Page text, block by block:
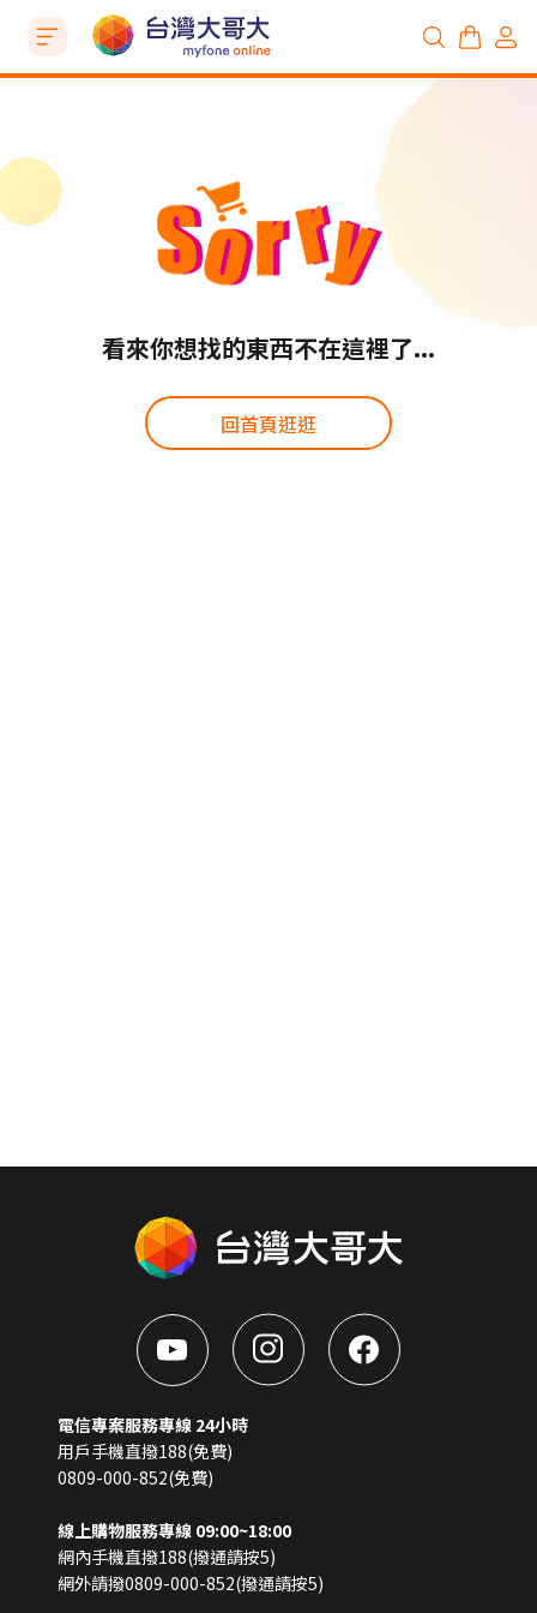
看來你想找的東西不在這裡了...
回首頁逛逛
電信專案服務專線 24小時
用戶手機直撥188(免費)
0809-000-852(免費)
線上購物服務專線 09:00~18:00
網內手機直撥188(撥通請按5)
網外請撥0809-000-852(撥通請按5)